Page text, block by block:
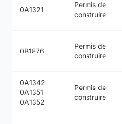
0A1321
Permis de
construire
0B1876
Permis de
construire
0A1342
0A1351
0A1352
Permis de
construire